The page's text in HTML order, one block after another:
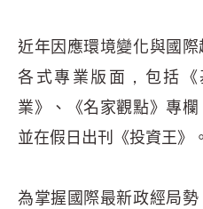
近年因應環境變化與國
各式專業版面，包括
業》、《名家觀點》專
並在假日出刊《投資王》。
為掌握國際最新政經局